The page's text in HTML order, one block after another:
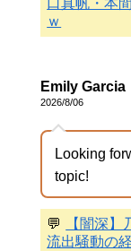
口真帆・本
ｗ
Emily Garcia
2026/8/06
Looking
topic!
💬
【闇深
流出騒動の